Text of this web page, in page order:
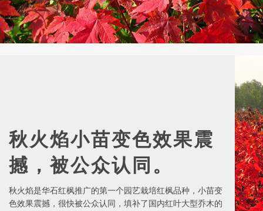
秋火焰小苗变色效果震
撼，被公众认同。
秋火焰是华石红枫推广的第一个园艺栽培红枫品种，小苗变
色效果震撼，很快被公众认同，填补了国内红叶大型乔木的